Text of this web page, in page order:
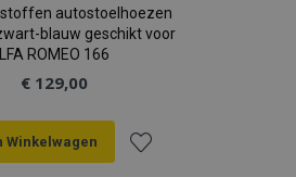
autostoelhoezen
blauw geschikt voor
ROMEO 166
€ 129,00
Winkelwagen